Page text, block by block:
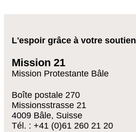
L'espoir grâce à votre soutien
Mission 21
Mission Protestante Bâle
Boîte postale 270
Missionsstrasse 21
4009 Bâle, Suisse
Tél. : +41 (0)61 260 21 20